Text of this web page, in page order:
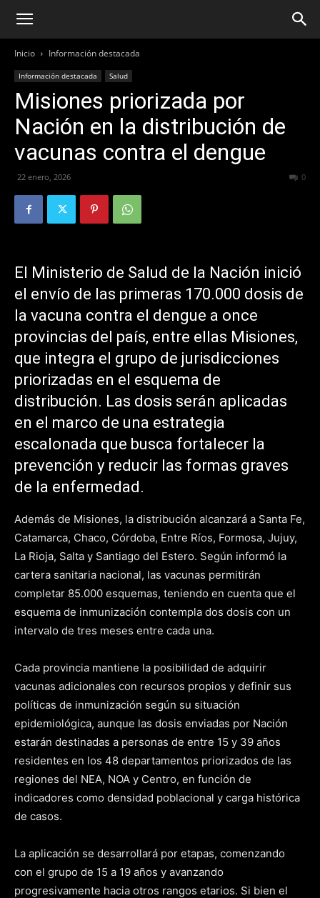
Inicio Información destacada
Información destacada Salud
Misiones priorizada por
Nación en la distribución de
vacunas contra el dengue
22 enero, 2026 0
El Ministerio de Salud de la Nación inició
el envío de las primeras 170.000 dosis de
la vacuna contra el dengue a once
provincias del país, entre ellas Misiones,
que integra el grupo de jurisdicciones
priorizadas en el esquema de
distribución. Las dosis serán aplicadas
en el marco de una estrategia
escalonada que busca fortalecer la
prevención y reducir las formas graves
de la enfermedad.
Además de Misiones, la distribución alcanzará a Santa Fe,
Catamarca, Chaco, Córdoba, Entre Ríos, Formosa, Jujuy,
La Rioja, Salta y Santiago del Estero. Según informó la
cartera sanitaria nacional, las vacunas permitirán
completar 85.000 esquemas, teniendo en cuenta que el
esquema de inmunización contempla dos dosis con un
intervalo de tres meses entre cada una.
Cada provincia mantiene la posibilidad de adquirir
vacunas adicionales con recursos propios y definir sus
políticas de inmunización según su situación
epidemiológica, aunque las dosis enviadas por Nación
estarán destinadas a personas de entre 15 y 39 años
residentes en los 48 departamentos priorizados de las
regiones del NEA, NOA y Centro, en función de
indicadores como densidad poblacional y carga histórica
de casos.
La aplicación se desarrollará por etapas, comenzando
con el grupo de 15 a 19 años y avanzando
progresivamente hacia otros rangos etarios. Si bien el